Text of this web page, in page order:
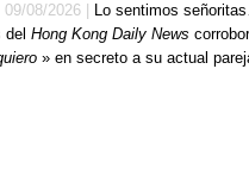
09/08/2026 Lo sentimos
del Hong Kong Daily News
» en secreto a su actual